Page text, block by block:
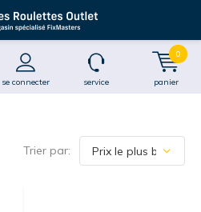
se connecter service panier
0
Trier par: